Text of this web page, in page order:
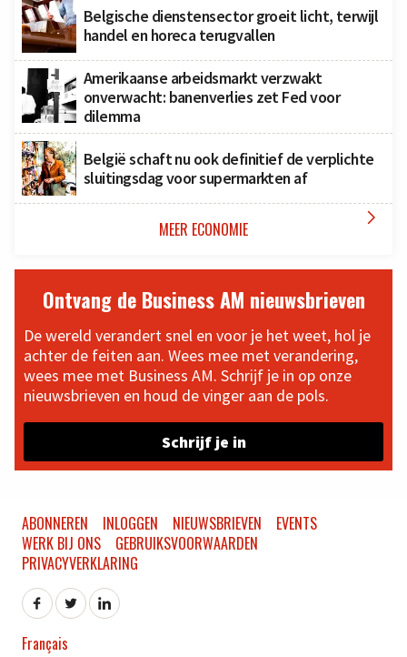
Belgische dienstensector groeit licht, terwijl
handel en horeca terugvallen
Amerikaanse arbeidsmarkt verzwakt
onverwacht: banenverlies zet Fed voor
dilemma
België schaft nu ook definitief de verplichte
sluitingsdag voor supermarkten af
MEER ECONOMIE 
Ontvang de Business AM nieuwsbrieven
De wereld verandert snel en voor je het weet, hol je
achter de feiten aan. Wees mee met verandering,
wees mee met Business AM. Schrijf je in op onze
nieuwsbrieven en houd de vinger aan de pols.
Schrijf je in
ABONNEREN INLOGGEN NIEUWSBRIEVEN
EVENTS
WERK BIJ ONS
GEBRUIKSVOORWAARDEN
PRIVACYVERKLARING
Français